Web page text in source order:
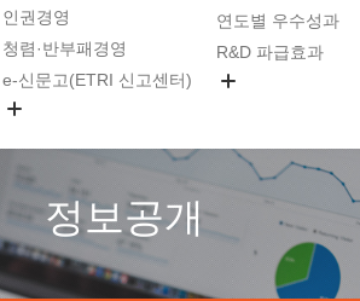
인권경영
청렴·반부패경영
e-신문고(ETRI 신고센터)
청렴포털 신고
고객의소리
수의계약 현황
부패징계 현황
감사결과공개
연도별 우수성과
R&D 파급효과
정보공개